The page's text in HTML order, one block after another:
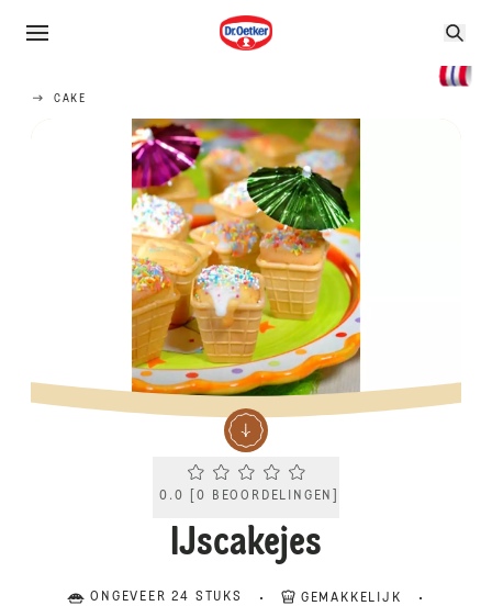
CAKE
Current rating 0.0. Click to rate.
0.0 [0 BEOORDELINGEN
IJscakejes
ONGEVEER 24 STUKS
GEMAKKELIJK